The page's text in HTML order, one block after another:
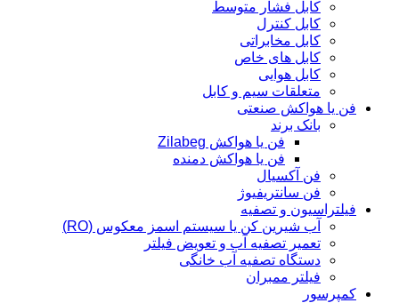
کابل فشار متوسط
کابل کنترل
کابل مخابراتی
کابل های خاص
کابل هوایی
متعلقات سیم و کابل
فن یا هواکش صنعتی
بانک برند
فن یا هواکش Zilabeg
فن یا هواکش دمنده
فن آکسیال
فن سانتریفیوژ
فیلتراسیون و تصفیه
آب شیرین کن یا سیستم اسمز معکوس (RO)
تعمیر تصفیه آب و تعویض فیلتر
دستگاه تصفیه آب خانگی
فیلتر ممبران
کمپرسور